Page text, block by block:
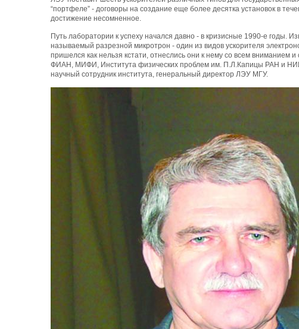
“портфеле” - договоры на создание еще более десятка установок в
достижение несомненное.
Путь лаборатории к успеху начался давно - в кризисные 1990-е годы.
называемый разрезной микротрон - один из видов ускорителя
пришелся как нельзя кстати, отнеслись они к нему со всем вниманием
ФИАН, МИФИ, Института физических проблем им. П.Л.Капицы РАН и
научный сотрудник института, генеральный директор ЛЭУ МГУ.